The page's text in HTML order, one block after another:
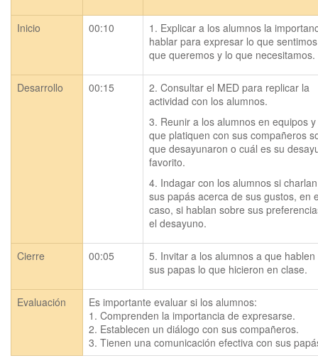
Inicio 00:10
1. Explicar a los alumnos la
hablar para expresar lo que
que queremos y lo que necesitamos.
Desarrollo 00:15
2. Consultar el MED para replicar la
actividad con los alumnos.
3. Reunir a los alumnos en equipos
que platiquen con sus compañeros
que desayunaron o cuál es su
favorito.
4. Indagar con los alumnos si
sus papás acerca de sus gustos, en
caso, si hablan sobre sus
el desayuno.
Cierre 00:05
5. Invitar a los alumnos a que hablen
sus papas lo que hicieron en clase.
Evaluación
Es importante evaluar si los alumnos:
1. Comprenden la importancia de expresarse.
2. Establecen un diálogo con sus compañeros.
3. Tienen una comunicación efectiva con sus